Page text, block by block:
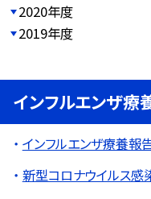
2020年度
2019年度
インフルエンザ療
インフルエンザ療養報
新型コロナウイルス